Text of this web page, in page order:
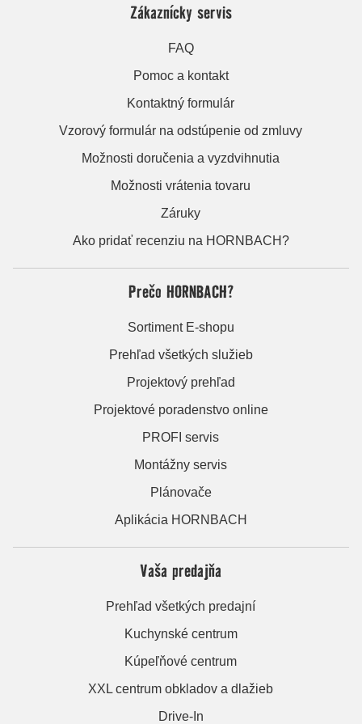
Zákaznícky servis
FAQ
Pomoc a kontakt
Kontaktný formulár
Vzorový formulár na odstúpenie od zmluvy
Možnosti doručenia a vyzdvihnutia
Možnosti vrátenia tovaru
Záruky
Ako pridať recenziu na HORNBACH?
Prečo HORNBACH?
Sortiment E-shopu
Prehľad všetkých služieb
Projektový prehľad
Projektové poradenstvo online
PROFI servis
Montážny servis
Plánovače
Aplikácia HORNBACH
Vaša predajňa
Prehľad všetkých predajní
Kuchynské centrum
Kúpeľňové centrum
XXL centrum obkladov a dlažieb
Drive-In